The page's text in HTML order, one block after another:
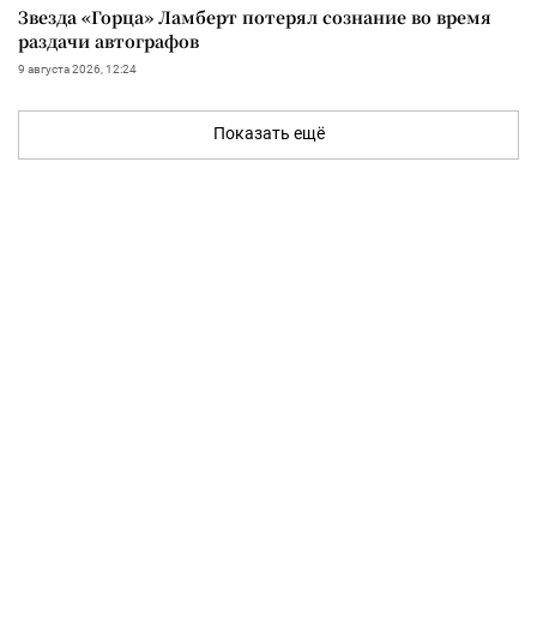
Звезда «Горца» Ламберт потерял сознание во время
раздачи автографов
9 августа 2026, 12:24
Показать ещё